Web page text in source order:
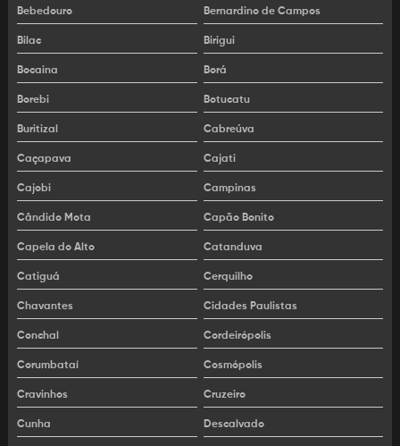
Locação de rolo compactador
Locação de rolo compactador em campinas
Locação de rolo compactador em são paulo
Locação de rolo compactador liso
Locação de rompedor hidraulico para retroescavadeira
Locação de scraper
Locação de trator agrícola
Locação escavadeira
Locação escavadeira hidráulica
Locação retroescavadeira
Bebedouro Bernardino de Campos
Bilac Birigui
Bocaina Borá
Borebi Botucatu
Buritizal Cabreúva
Caçapava Cajati
Cajobi Campinas
Cândido Mota Capão Bonito
Capela do Alto Catanduva
Catiguá Cerquilho
Chavantes Cidades Paulistas
Conchal Cordeirópolis
Corumbataí Cosmópolis
Cravinhos Cruzeiro
Cunha Descalvado